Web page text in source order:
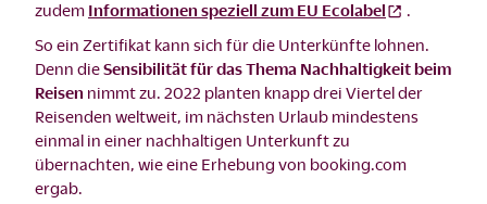
zudem Informationen speziell zum EU Ecolabel
So ein Zertifikat kann sich für die Unterkünfte lohnen.
Denn dieSensibilität für das Thema Nachhaltigkeit beim
Reisen nimmt zu. 2022 planten knapp drei Viertel der
Reisenden weltweit, im nächsten Urlaub mindestens
einmal in einer nachhaltigen Unterkunft zu
übernachten, wie eine Erhebung von booking.com
ergab.